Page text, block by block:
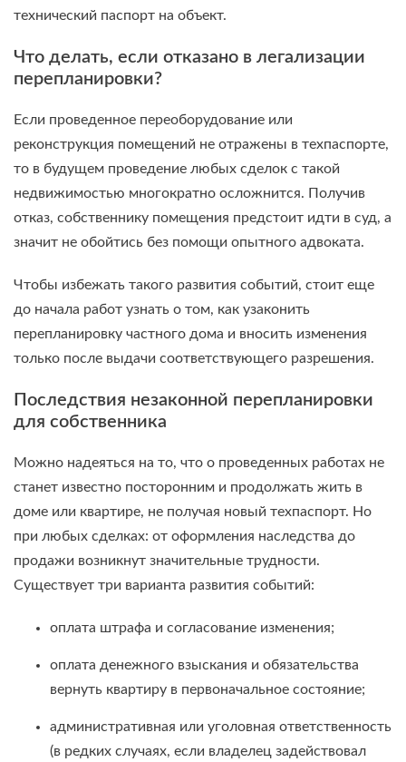
технический паспорт на объект.
Что делать, если отказано в легализации
перепланировки?
Если проведенное переоборудование или
реконструкция помещений не отражены в техпаспорте,
то в будущем проведение любых сделок с такой
недвижимостью многократно осложнится. Получив
отказ, собственнику помещения предстоит идти в суд, а
значит не обойтись без помощи опытного адвоката.
Чтобы избежать такого развития событий, стоит еще
до начала работ узнать о том, как узаконить
перепланировку частного дома и вносить изменения
только после выдачи соответствующего разрешения.
Последствия незаконной перепланировки
для собственника
Можно надеяться на то, что о проведенных работах не
станет известно посторонним и продолжать жить в
доме или квартире, не получая новый техпаспорт. Но
при любых сделках: от оформления наследства до
продажи возникнут значительные трудности.
Существует три варианта развития событий:
оплата штрафа и согласование изменения;
оплата денежного взыскания и обязательства
вернуть квартиру в первоначальное состояние;
административная или уголовная ответственность
(в редких случаях, если владелец задействовал